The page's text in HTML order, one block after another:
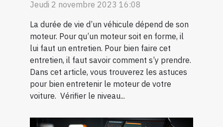
Jeudi 2 novembre 2023 16:08
La durée de vie d’un véhicule dépend de son
moteur. Pour qu’un moteur soit en forme, il
lui faut un entretien. Pour bien faire cet
entretien, il faut savoir comment s’y prendre.
Dans cet article, vous trouverez les astuces
pour bien entretenir le moteur de votre
voiture. Vérifier le niveau...